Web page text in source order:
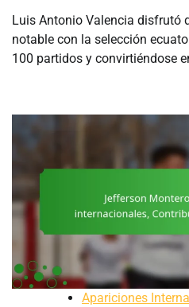
Luis Antonio Valencia disfrutó
notable con la selección
100 partidos y convirtiéndose
Apariciones